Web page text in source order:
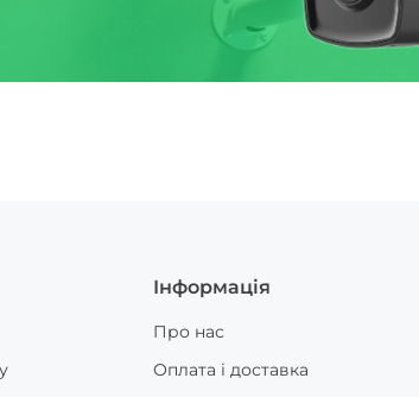
Інформація
Про нас
Оплата і доставка